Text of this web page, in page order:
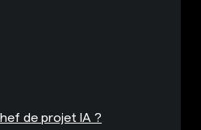
de projet IA ?